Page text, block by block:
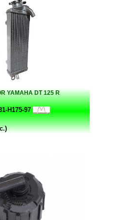
YAMAHA DT 125 R
H175-97